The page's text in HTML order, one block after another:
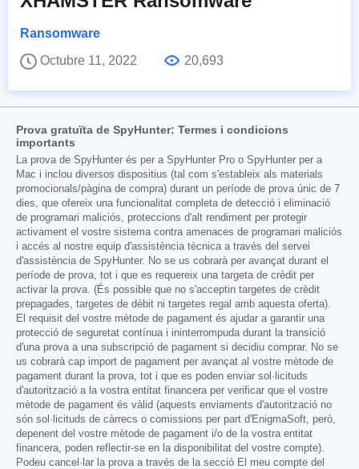
Ransomware
Octubre 11, 2022
20,693
Prova gratuïta de SpyHunter: Termes i condicions
importants
La prova de SpyHunter és per a SpyHunter Pro o SpyHunter per a
Mac i inclou diversos dispositius (tal com s'estableix als materials
promocionals/pàgina de compra) durant un període de prova únic de 7
dies, que ofereix una funcionalitat completa de detecció i eliminació
de programari maliciós, proteccions d'alt rendiment per protegir
activament el vostre sistema contra amenaces de programari maliciós
i accés al nostre equip d'assistència tècnica a través del servei
d'assistència de SpyHunter. No se us cobrarà per avançat durant el
període de prova, tot i que es requereix una targeta de crèdit per
activar la prova. (És possible que no s'acceptin targetes de crèdit
prepagades, targetes de dèbit ni targetes regal amb aquesta oferta).
El requisit del vostre mètode de pagament és ajudar a garantir una
protecció de seguretat contínua i ininterrompuda durant la transició
d'una prova a una subscripció de pagament si decidiu comprar. No se
us cobrarà cap import de pagament per avançat al vostre mètode de
pagament durant la prova, tot i que es poden enviar sol·licituds
d'autorització a la vostra entitat financera per verificar que el vostre
mètode de pagament és vàlid (aquests enviaments d'autorització no
són sol·licituds de càrrecs o comissions per part d'EnigmaSoft, però,
depenent del vostre mètode de pagament i/o de la vostra entitat
financera, poden reflectir-se en la disponibilitat del vostre compte).
Podeu cancel·lar la prova a través de la secció El meu compte del